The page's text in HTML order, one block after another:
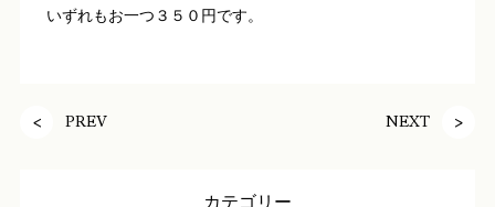
いずれもお一つ３５０円です。
PREV NEXT
カテゴリー